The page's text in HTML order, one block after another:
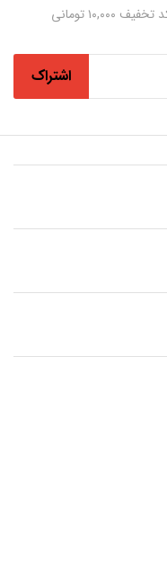
با عضویت درخبرنامه، برای اولین خرید خود کد تخفیف ۱۰,۰۰۰ تومانی
اشتراک